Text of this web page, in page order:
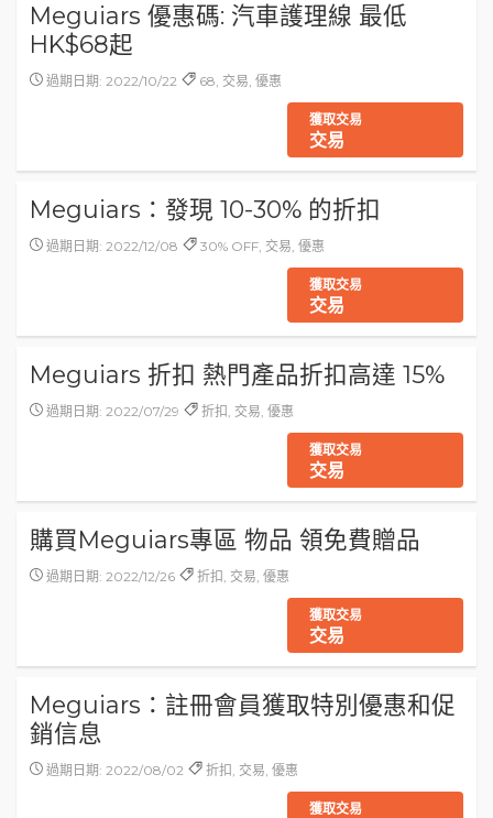
Meguiars 優惠碼: 汽車護理線 最低
HK$68起
過期日期: 2022/10/22 68, 交易, 優惠
獲取交易
交易
Meguiars：發現 10-30% 的折扣
過期日期: 2022/12/08 30% OFF, 交易, 優惠
獲取交易
交易
Meguiars 折扣 熱門產品折扣高達 15%
過期日期: 2022/07/29 折扣, 交易, 優惠
獲取交易
交易
購買Meguiars專區 物品 領免費贈品
過期日期: 2022/12/26 折扣, 交易, 優惠
獲取交易
交易
Meguiars：註冊會員獲取特別優惠和促
銷信息
過期日期: 2022/08/02 折扣, 交易, 優惠
獲取交易